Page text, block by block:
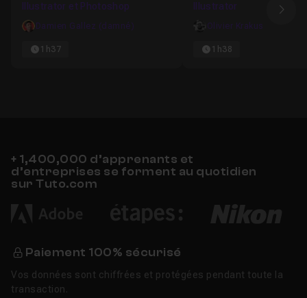
Illustrator et Photoshop
Damien Gallez (damné)
1h37
Illustrator
Olivier Krakus
1h38
+ 1,400,000 d’apprenants et
d’entreprises se forment au quotidien
sur Tuto.com
Paiement 100% sécurisé
Vos données sont chiffrées et protégées pendant toute la
transaction.